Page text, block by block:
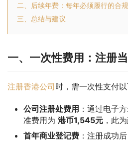
二、后续年费：每年必须履行的合
三、总结与建议
一、一次性费用：注册
注册香港公司时，需一次性支付以
公司注册处费用 ：通过电子
准费用为 港币1,545元 ，此
首年商业登记费 ：注册成功